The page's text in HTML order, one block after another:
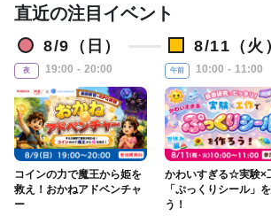
直近の注目イベント
8/9（日）
夜 19:00 - 20:00
コインの力で魔王から姫を
救え！おかねアドベンチャ
ー
8/11（火）
午前 10:00 - 11:00
かわいすぎる☆実験×
「ぷっくりシール」
う！